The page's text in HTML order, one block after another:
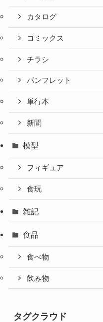
カタログ
コミックス
チラシ
パンフレット
単行本
新聞
模型
フィギュア
食玩
雑記
食品
食べ物
飲み物
タグクラウド